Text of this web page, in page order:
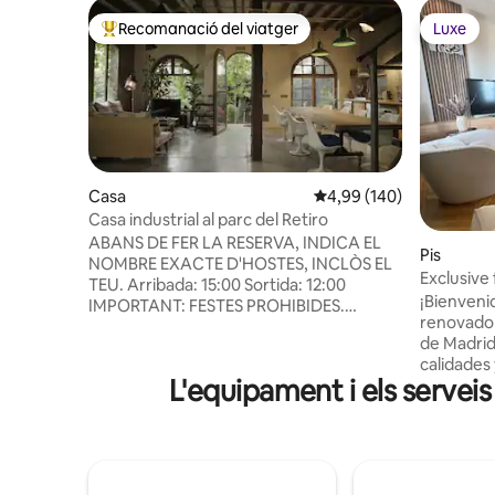
Principals recomanacions dels viatgers
Recomanació del viatger
Casa 4,99 de puntuació
4,99 (140)
Casa industrial al parc del Retiro
ABANS DE FER LA RESERVA, INDICA EL
NOMBRE EXACTE D'HOSTES, INCLÒS EL
TEU. Arribada: 15:00 Sortida: 12:00
IMPORTANT: FESTES PROHIBIDES.
BÀSICAMENT ENREGISTRAMENTS DE
QUALSEVOL TIPUS, excepte per A L'ÚS
Luxe
Luxe
Pis
de Madrid! Disfruta de las más
amplias y
L'equipament i els